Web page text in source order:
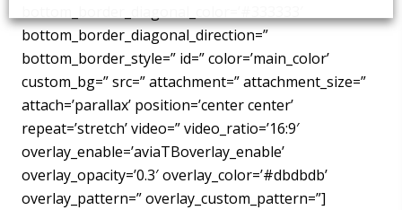
bottom_border_diagonal_direction=”
bottom_border_style=” id=” color=’main_color’
custom_bg=” src=” attachment=” attachment_size=”
attach=’parallax’ position=’center center’
repeat=’stretch’ video=” video_ratio=’16:9′
overlay_enable=’aviaTBoverlay_enable’
overlay_opacity=’0.3′ overlay_color=’#dbdbdb’
overlay_pattern=” overlay_custom_pattern=”]